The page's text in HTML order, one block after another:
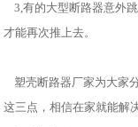
3,有的大型断路器意外
才能再次推上去。
塑壳断路器厂家为大家
这三点，相信在家就能解